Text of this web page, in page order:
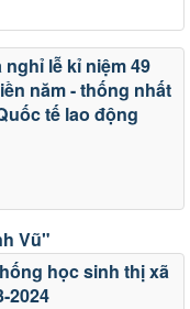
lễ kỉ niệm 49
năm - thống nhất
tế lao động
Vũ"
học sinh thị xã
2024